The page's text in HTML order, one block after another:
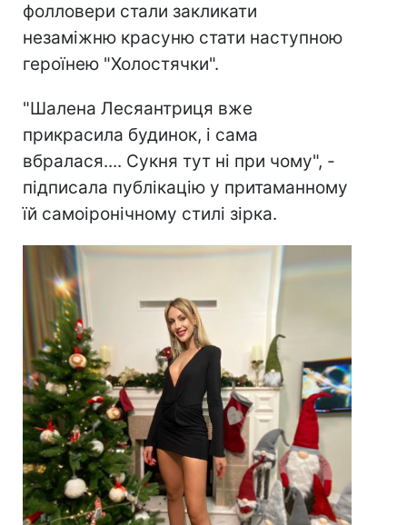
фолловери стали закликати
незаміжню красуню стати наступною
героїнею "Холостячки".
"Шалена Лесяантриця вже
прикрасила будинок, і сама
вбралася.... Сукня тут ні при чому", -
підписала публікацію у притаманному
їй самоіронічному стилі зірка.